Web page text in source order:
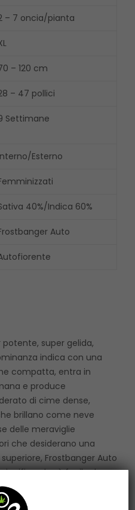
– 7 oncia/pianta
– 120 cm
– 47 pollici
Settimane
Esterno
40%/Indica 60%
Auto
super gelida,
indica con una
compatta, entra in
e produce
di cime dense,
brillano come neve
delle meraviglie
che desiderano una
Frostbanger Auto
che è facile da
armi con la coltivazione
La sua struttura